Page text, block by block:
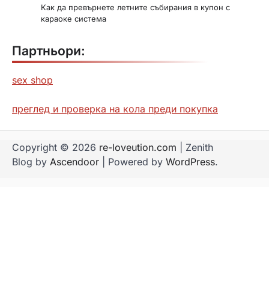
Как да превърнете летните събирания в купон с
караоке система
Партньори:
sex shop
преглед и проверка на кола преди покупка
Copyright © 2026 re-loveution.com | Zenith
Blog by Ascendoor | Powered by WordPress.